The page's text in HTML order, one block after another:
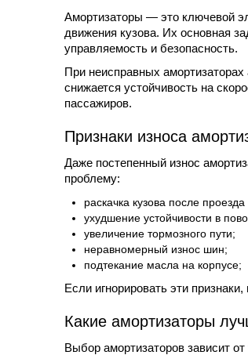
Амортизаторы — это ключевой
движения кузова. Их основная
управляемость и безопасность.
При неисправных амортизаторах
снижается устойчивость на
пассажиров.
Признаки износа
Даже постепенный износ
проблему:
раскачка кузова после
ухудшение устойчивости в
увеличение тормозного пути;
неравномерный износ шин;
подтекание масла на корпусе;
Если игнорировать эти
Какие амортизаторы
Выбор амортизаторов зависит